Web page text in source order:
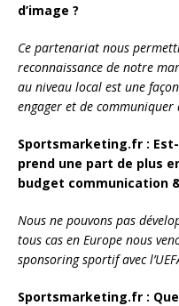
d’image ?
Ce partenariat nous
reconnaissance de notre
au niveau local est une
engager et de communiquer
Sportsmarketing.fr :
prend une part de plus
budget communication
Nous ne pouvons pas
tous cas en Europe nous
sponsoring sportif avec
Sportsmarketing.fr :